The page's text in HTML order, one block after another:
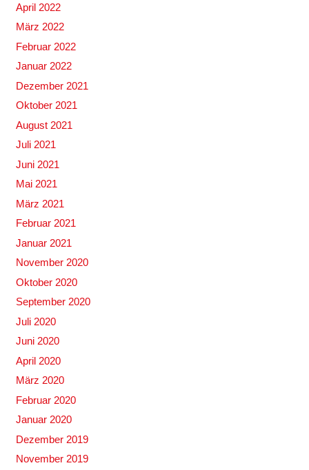
April 2022
März 2022
Februar 2022
Januar 2022
Dezember 2021
Oktober 2021
August 2021
Juli 2021
Juni 2021
Mai 2021
März 2021
Februar 2021
Januar 2021
November 2020
Oktober 2020
September 2020
Juli 2020
Juni 2020
April 2020
März 2020
Februar 2020
Januar 2020
Dezember 2019
November 2019